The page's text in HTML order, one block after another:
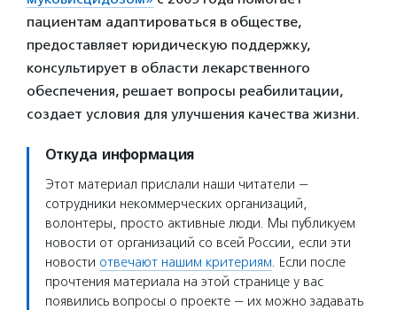
пациентам адаптироваться в обществе,
предоставляет юридическую поддержку,
консультирует в области лекарственного
обеспечения, решает вопросы реабилитации,
создает условия для улучшения качества жизни.
Откуда информация
Этот материал прислали наши читатели —
сотрудники некоммерческих организаций,
волонтеры, просто активные люди. Мы публикуем
новости от организаций со всей России, если эти
новости отвечают нашим критериям. Если после
прочтения материала на этой странице у вас
появились вопросы о проекте — их можно задавать